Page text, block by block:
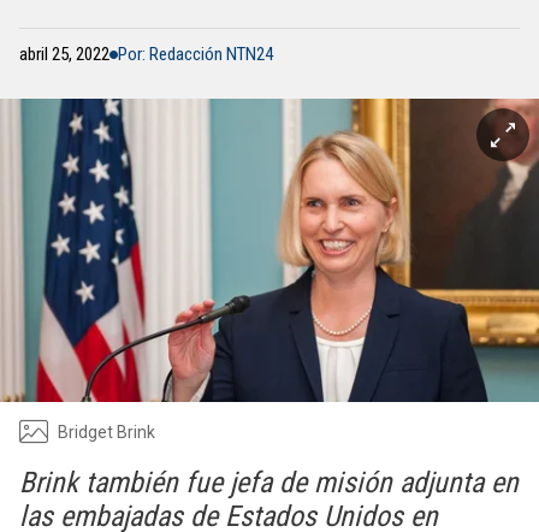
abril 25, 2022 Por: Redacción NTN24
Bridget Brink
Brink también fue jefa de misión adjunta en
las embajadas de Estados Unidos en